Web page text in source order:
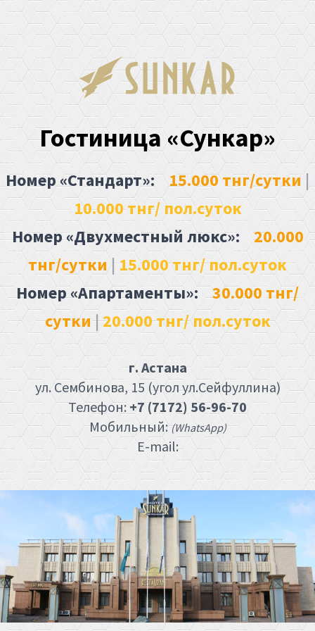
Гостиница «Сункар»
Номер «Стандарт»: 15.000 тнг/сутки |
10.000 тнг/ пол.суток
Номер «Двухместный люкс»:20.000
тнг/сутки |15.000 тнг/ пол.суток
Номер «Апартаменты»:30.000 тнг/
сутки |20.000 тнг/ пол.суток
г. Астана
ул. Сембинова, 15 (угол ул.Сейфуллина)
Телефон: +7 (7172) 56-96-70
Мобильный:(WhatsApp)
E-mail: